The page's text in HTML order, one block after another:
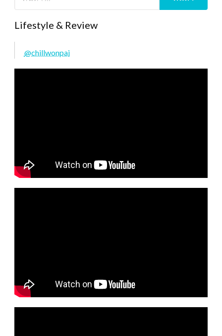
Lifestyle & Review
@chillwonpai